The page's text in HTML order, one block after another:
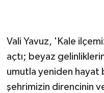
Vali Yavuz, 'Kale
açtı; beyaz
umutla yeniden hayat
şehrimizin direncinin